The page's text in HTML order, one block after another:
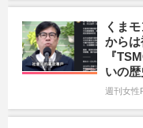
くま
から
『
いの歴
週刊女性